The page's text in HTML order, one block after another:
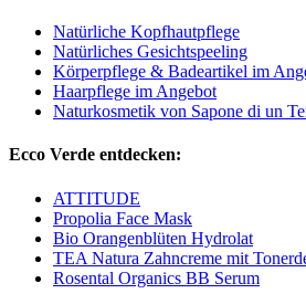
Natürliche Kopfhautpflege
Natürliches Gesichtspeeling
Körperpflege & Badeartikel im
Haarpflege im Angebot
Naturkosmetik von Sapone di un
Ecco Verde entdecken:
ATTITUDE
Propolia Face Mask
Bio Orangenblüten Hydrolat
TEA Natura Zahncreme mit
Rosental Organics BB Serum